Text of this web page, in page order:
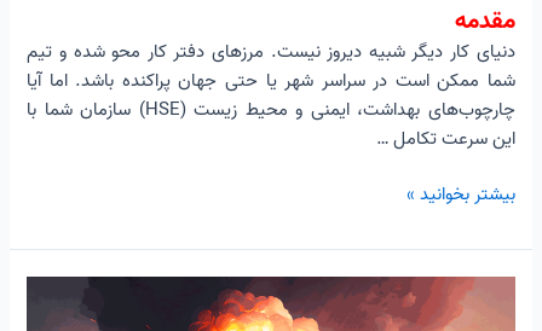
مقدمه
دنیای کار دیگر شبیه دیروز نیست. مرزهای دفتر کار محو شده و تیم
شما ممکن است در سراسر شهر یا حتی جهان پراکنده باشد. اما آیا
چارچوب‌های بهداشت، ایمنی و محیط زیست (HSE) سازمان شما با
این سرعت تکامل …
بیشتر بخوانید »